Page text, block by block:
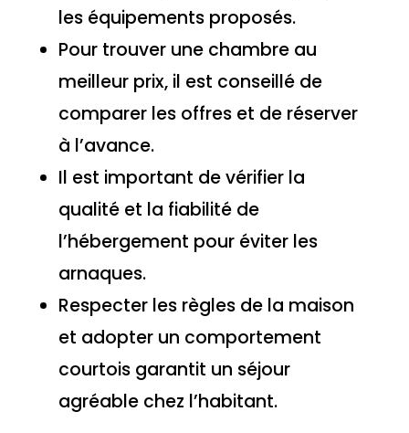
les équipements proposés.
Pour trouver une chambre au
meilleur prix, il est conseillé de
comparer les offres et de réserver
à l’avance.
Il est important de vérifier la
qualité et la fiabilité de
l’hébergement pour éviter les
arnaques.
Respecter les règles de la maison
et adopter un comportement
courtois garantit un séjour
agréable chez l’habitant.